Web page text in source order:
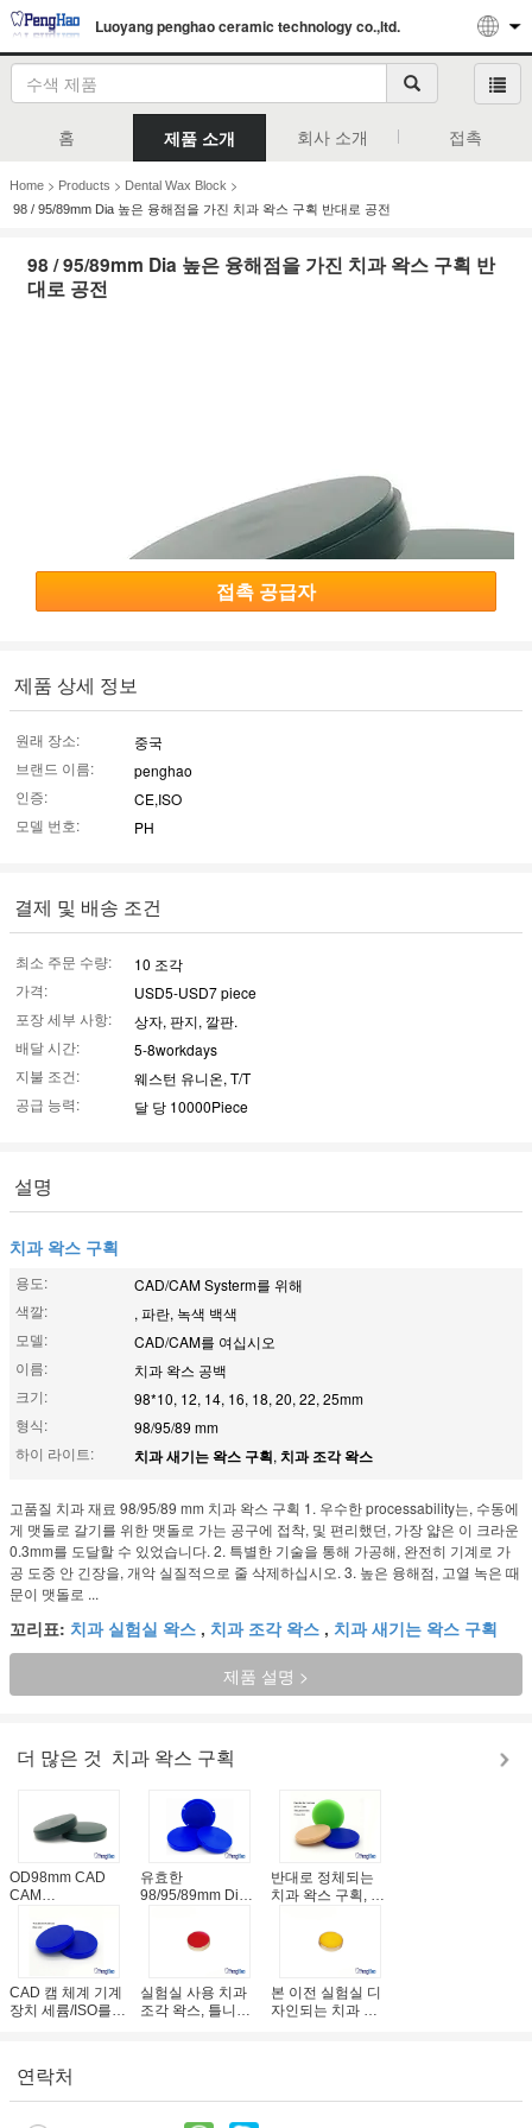
Luoyang penghao ceramic technology co.,ltd.
홈 제품 소개 회사 소개 접촉
Home > Products > Dental Wax Block >
98 / 95/89mm Dia 높은 융해점을 가진 치과 왁스 구획 반대로 공전
98 / 95/89mm Dia 높은 융해점을 가진 치과 왁스 구획 반
대로 공전
접촉 공급자
제품 상세 정보
원래 장소:
중국
브랜드 이름:
penghao
인증:
CE,ISO
모델 번호:
PH
결제 및 배송 조건
최소 주문 수량:
10 조각
가격:
USD5-USD7 piece
포장 세부 사항:
상자, 판지, 깔판.
배달 시간:
5-8workdays
지불 조건:
웨스턴 유니온, T/T
공급 능력:
달 당 10000Piece
설명
치과 왁스 구획
용도:
CAD/CAM Systerm를 위해
색깔:
, 파란, 녹색 백색
모델:
CAD/CAM를 여십시오
이름:
치과 왁스 공백
크기:
98*10, 12, 14, 16, 18, 20, 22, 25mm
형식:
98/95/89 mm
하이 라이트:
치과 새기는 왁스 구획, 치과 조각 왁스
고품질 치과 재료 98/95/89 mm 치과 왁스 구획 1. 우수한 processability는, 수동에
게 맷돌로 갈기를 위한 맷돌로 가는 공구에 접착, 및 편리했던, 가장 얇은 이 크라운
0.3mm를 도달할 수 있었습니다. 2. 특별한 기술을 통해 가공해, 완전히 기계로 가
공 도중 안 긴장을, 개악 실질적으로 줄 삭제하십시오. 3. 높은 융해점, 고열 녹은 때
문이 맷돌로 ...
꼬리표: 치과 실험실 왁스 , 치과 조각 왁스 , 치과 새기는 왁스 구획
제품 설명 >
더 많은 것 치과 왁스 구획
OD98mm CAD
CAM
체계를 위한 치과
왁스 구획
유효한
98/95/89mm Dia
은 융해점 유형에
의하여 치과 왁스
관을 씌웁니다
반대로 정체되는
치과 왁스 구획, 높
기는 왁스 구획
CAD 캠 체계 기계
장치 세륨/ISO를
실험실 사용 치과
조각 왁스, 틀니를
본 이전 실험실 디
자인되는 치과 조
연락처